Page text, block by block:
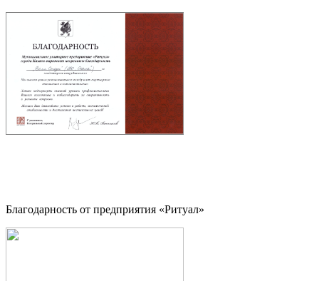
Благодарность от предприятия «Ритуал»